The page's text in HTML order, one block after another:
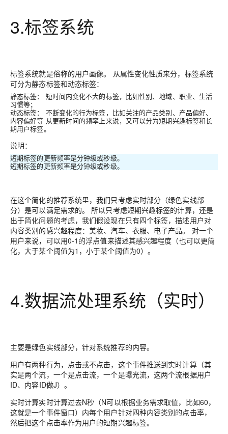
3.标签系统
标签系统就是俗称的用户画像。 从属性变化性质来分，标签系统
可分为静态标签和动态标签：
静态标签： 短时间内变化不大的标签，比如性别、地域、职业、生活
习惯等；
动态标签： 不断变化的行为标签，比如关注的产品类别、产品偏好、
内容偏好等 从更新时间的频率上来说，又可以分为短期兴趣标签和长
期用户标签。
说明：
短期标签的更新频率是分钟级或秒级。
短期标签的更新频率是分钟级或秒级。
在这个简化的推荐系统里，我们只考虑实时部分（绿色实线部
分）是可以满足需求的。 所以只考虑短期兴趣标签的计算，还是
出于简化问题的考虑，我们假设现在只有四个标签，描述用户对
内容类别的感兴趣程度：美妆、汽车、衣服、电子产品。 对一个
用户来说，可以用0-1的浮点值来描述其感兴趣程度（也可以更简
化，大于某个阈值为1，小于某个阈值为0）。
4.数据流处理系统（实时）
主要是绿色实线部分，针对系统推荐的内容。
用户有两种行为，点击或不点击，这个事件推送到实时计算（其
实是两个流，一个是点击流，一个是曝光流，这两个流根据用户
ID、内容ID做J）。
实时计算实时计算过去N秒（N可以根据业务需求取值，比如60，
这就是一个事件窗口）内每个用户针对四种内容类别的点击率，
然后把这个点击率作为用户的短期兴趣标签。